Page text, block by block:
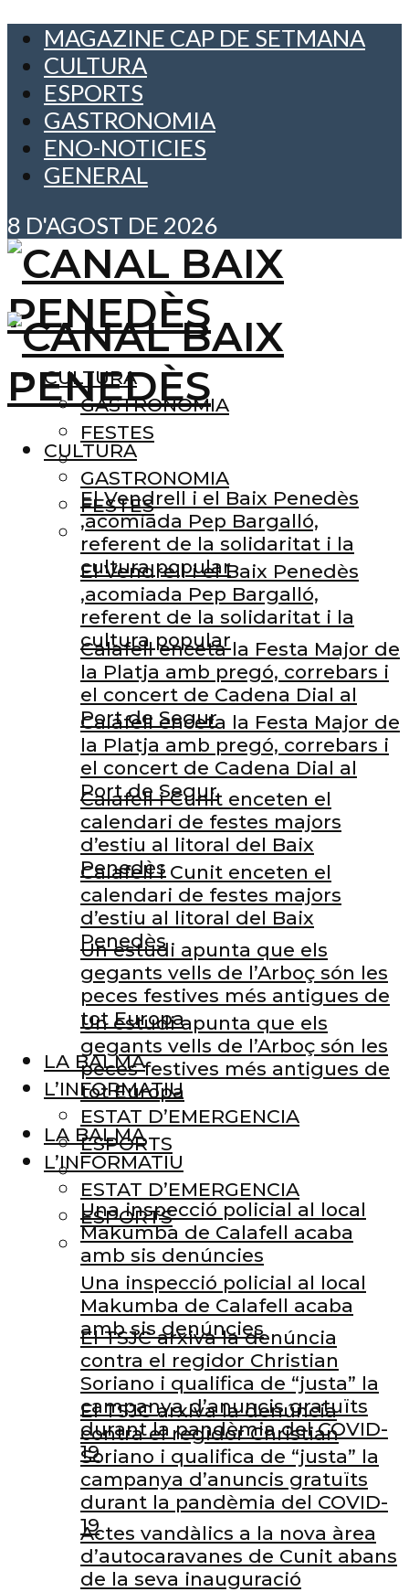
MAGAZINE CAP DE SETMANA
CULTURA
ESPORTS
GASTRONOMIA
ENO-NOTICIES
GENERAL
8 D'AGOST DE 2026
CULTURA
GASTRONOMIA
FESTES
El Vendrell i el Baix Penedès
,acomiada Pep Bargalló,
referent de la solidaritat i la
cultura popular
Calafell enceta la Festa Major de
la Platja amb pregó, correbars i
el concert de Cadena Dial al
Port de Segur
Calafell i Cunit enceten el
calendari de festes majors
d’estiu al litoral del Baix
Penedès
Un estudi apunta que els
gegants vells de l’Arboç són les
peces festives més antigues de
tot Europa
LA BALMA
L’INFORMATIU
ESTAT D’EMERGENCIA
ESPORTS
Una inspecció policial al local
Makumba de Calafell acaba
amb sis denúncies
El TSJC arxiva la denúncia
contra el regidor Christian
Soriano i qualifica de “justa” la
campanya d’anuncis gratuïts
durant la pandèmia del COVID-
19
Actes vandàlics a la nova àrea
d’autocaravanes de Cunit abans
de la seva inauguració
CULTURA
GASTRONOMIA
FESTES
El Vendrell i el Baix Penedès
,acomiada Pep Bargalló,
referent de la solidaritat i la
cultura popular
Calafell enceta la Festa Major de
la Platja amb pregó, correbars i
el concert de Cadena Dial al
Port de Segur
Calafell i Cunit enceten el
calendari de festes majors
d’estiu al litoral del Baix
Penedès
Un estudi apunta que els
gegants vells de l’Arboç són les
peces festives més antigues de
tot Europa
LA BALMA
L’INFORMATIU
ESTAT D’EMERGENCIA
ESPORTS
Una inspecció policial al local
Makumba de Calafell acaba
amb sis denúncies
El TSJC arxiva la denúncia
contra el regidor Christian
Soriano i qualifica de “justa” la
campanya d’anuncis gratuïts
durant la pandèmia del COVID-
19